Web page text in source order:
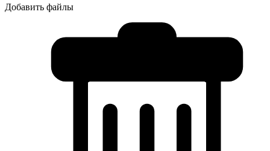
Добавить файлы